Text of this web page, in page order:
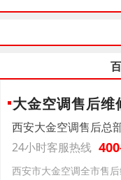
大金空调售后
西安大金空调售后总
24小时客服热线
西安市大金空调全市售